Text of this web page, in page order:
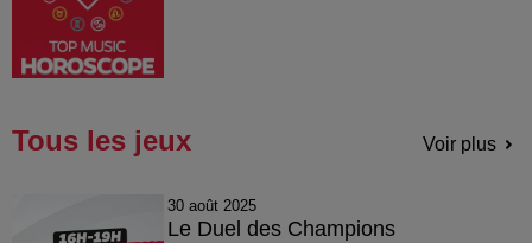
Tous les jeux Voir plus
30 août 2025
Le Duel des Champions